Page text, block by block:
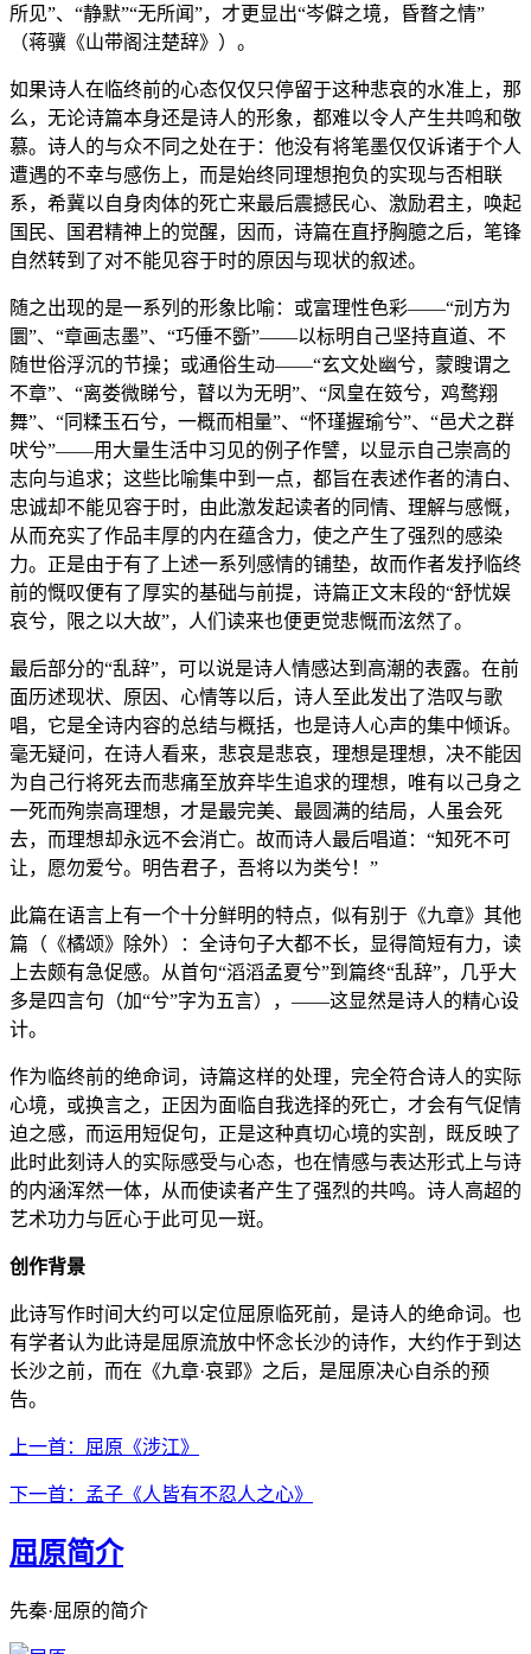
所见”、“静默”“无所闻”，才更显出“岑僻之境，昏瞀之情”
（蒋骥《山带阁注楚辞》）。
如果诗人在临终前的心态仅仅只停留于这种悲哀的水准上，那
么，无论诗篇本身还是诗人的形象，都难以令人产生共鸣和敬
慕。诗人的与众不同之处在于：他没有将笔墨仅仅诉诸于个人
遭遇的不幸与感伤上，而是始终同理想抱负的实现与否相联
系，希冀以自身肉体的死亡来最后震撼民心、激励君主，唤起
国民、国君精神上的觉醒，因而，诗篇在直抒胸臆之后，笔锋
自然转到了对不能见容于时的原因与现状的叙述。
随之出现的是一系列的形象比喻：或富理性色彩——“刓方为
圜”、“章画志墨”、“巧倕不斵”——以标明自己坚持直道、不
随世俗浮沉的节操；或通俗生动——“玄文处幽兮，蒙瞍谓之
不章”、“离娄微睇兮，瞽以为无明”、“凤皇在笯兮，鸡鹜翔
舞”、“同糅玉石兮，一概而相量”、“怀瑾握瑜兮”、“邑犬之群
吠兮”——用大量生活中习见的例子作譬，以显示自己崇高的
志向与追求；这些比喻集中到一点，都旨在表述作者的清白、
忠诚却不能见容于时，由此激发起读者的同情、理解与感慨，
从而充实了作品丰厚的内在蕴含力，使之产生了强烈的感染
力。正是由于有了上述一系列感情的铺垫，故而作者发抒临终
前的慨叹便有了厚实的基础与前提，诗篇正文末段的“舒忧娱
哀兮，限之以大故”，人们读来也便更觉悲慨而泫然了。
最后部分的“乱辞”，可以说是诗人情感达到高潮的表露。在前
面历述现状、原因、心情等以后，诗人至此发出了浩叹与歌
唱，它是全诗内容的总结与概括，也是诗人心声的集中倾诉。
毫无疑问，在诗人看来，悲哀是悲哀，理想是理想，决不能因
为自己行将死去而悲痛至放弃毕生追求的理想，唯有以己身之
一死而殉崇高理想，才是最完美、最圆满的结局，人虽会死
去，而理想却永远不会消亡。故而诗人最后唱道：“知死不可
让，愿勿爱兮。明告君子，吾将以为类兮！”
此篇在语言上有一个十分鲜明的特点，似有别于《九章》其他
篇（《橘颂》除外）：全诗句子大都不长，显得简短有力，读
上去颇有急促感。从首句“滔滔孟夏兮”到篇终“乱辞”，几乎大
多是四言句（加“兮”字为五言），——这显然是诗人的精心设
计。
作为临终前的绝命词，诗篇这样的处理，完全符合诗人的实际
心境，或换言之，正因为面临自我选择的死亡，才会有气促情
迫之感，而运用短促句，正是这种真切心境的实剖，既反映了
此时此刻诗人的实际感受与心态，也在情感与表达形式上与诗
的内涵浑然一体，从而使读者产生了强烈的共鸣。诗人高超的
艺术功力与匠心于此可见一斑。
创作背景
此诗写作时间大约可以定位屈原临死前，是诗人的绝命词。也
有学者认为此诗是屈原流放中怀念长沙的诗作，大约作于到达
长沙之前，而在《九章·哀郢》之后，是屈原决心自杀的预
告。
上一首：屈原《涉江》
下一首：孟子《人皆有不忍人之心》
屈原简介
先秦·屈原的简介